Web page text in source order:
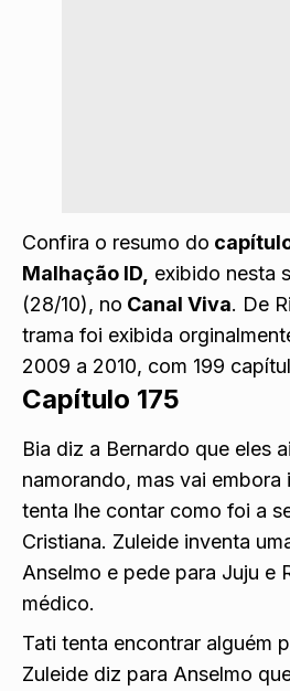
Confira o resumo do
Malhação ID, exibido nesta
(28/10), no Canal Viva. De
trama foi exibida
2009 a 2010, com 199
Capítulo 175
Bia diz a Bernardo que eles
namorando, mas vai
tenta lhe contar como foi a
Cristiana. Zuleide inventa
Anselmo e pede para Juju e
médico.
Tati tenta encontrar alguém
Zuleide diz para Anselmo